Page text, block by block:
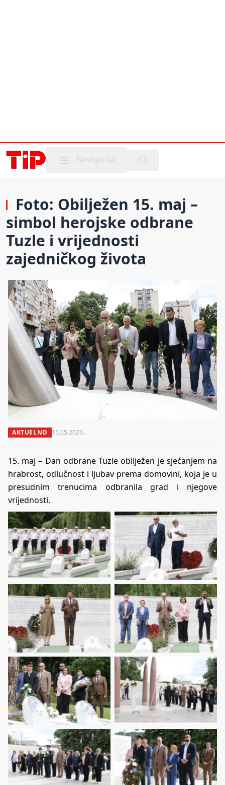
Mobile menu
Navigacija
Foto: Obilježen 15. maj –
simbol herojske odbrane
Tuzle i vrijednosti
zajedničkog života
AKTUELNO 15.05.2026.
15. maj – Dan odbrane Tuzle obilježen je sjećanjem na
hrabrost, odlučnost i ljubav prema domovini, koja je u
presudnim trenucima odbranila grad i njegove
vrijednosti.